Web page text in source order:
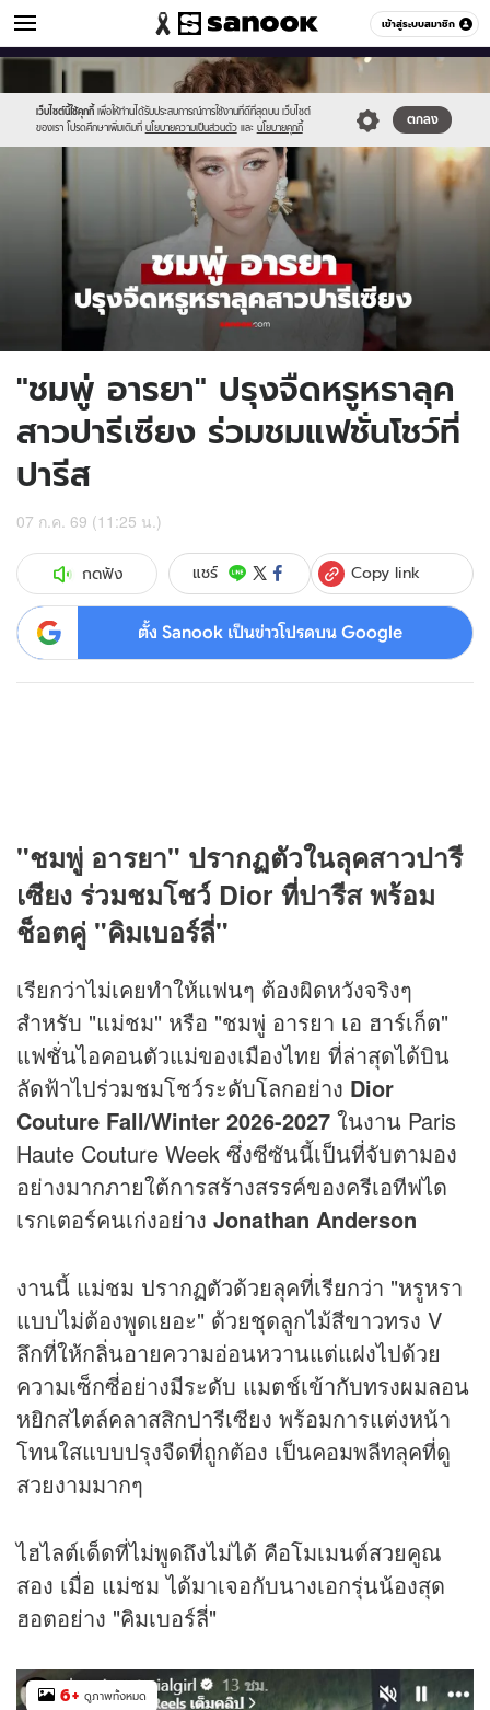
เข้าสู่ระบบสมาชิก
ข่าวบันเทิง หมวดอื่นๆ
เว็บไซต์นี้ใช้คุกกี้ เพื่อให้ท่านได้รับประสบการณ์การใช้งานที่ดีที่สุดบน เว็บไซต์
ของเรา โปรดศึกษาเพิ่มเติมที่ นโยบายความเป็นส่วนตัว และ นโยบายคุกกี้
ตกลง
Sanook
//s.isanook.com/sr/0/images/logo-
new-
sanook.png
//s.isanook.com/ns/0/ud/1979/9897930/555229992992.jpg
"ชมพู่ อารยา" ปรุงจืดหรูหราลุค
สาวปารีเซียง ร่วมชมแฟชั่นโชว์ที่
ปารีส
07 ก.ค. 69 (11:25 น.)
กดฟัง แชร์ Copy link
ตั้ง Sanook เป็นข่าวโปรดบน Google
"ชมพู่ อารยา" ปรากฏตัวในลุคสาวปารี
เซียง ร่วมชมโชว์ Dior ที่ปารีส พร้อม
ช็อตคู่ "คิมเบอร์ลี่"
เรียกว่าไม่เคยทำให้แฟนๆ ต้องผิดหวังจริงๆ
สำหรับ "แม่ชม" หรือ "ชมพู่ อารยา เอ ฮาร์เก็ต"
แฟชั่นไอคอนตัวแม่ของเมืองไทย ที่ล่าสุดได้บิน
ลัดฟ้าไปร่วมชมโชว์ระดับโลกอย่าง Dior
Couture Fall/Winter 2026-2027 ในงาน Paris
Haute Couture Week ซึ่งซีซันนี้เป็นที่จับตามอง
อย่างมากภายใต้การสร้างสรรค์ของครีเอทีฟได
เรกเตอร์คนเก่งอย่าง Jonathan Anderson
งานนี้ แม่ชม ปรากฏตัวด้วยลุคที่เรียกว่า "หรูหรา
แบบไม่ต้องพูดเยอะ" ด้วยชุดลูกไม้สีขาวทรง V
ลึกที่ให้กลิ่นอายความอ่อนหวานแต่แฝงไปด้วย
ความเซ็กซี่อย่างมีระดับ แมตช์เข้ากับทรงผมลอน
หยิกสไตล์คลาสสิกปารีเซียง พร้อมการแต่งหน้า
โทนใสแบบปรุงจืดที่ถูกต้อง เป็นคอมพลีทลุคที่ดู
สวยงามมากๆ
ไฮไลต์เด็ดที่ไม่พูดถึงไม่ได้ คือโมเมนต์สวยคูณ
สอง เมื่อ แม่ชม ได้มาเจอกับนางเอกรุ่นน้องสุด
ฮอตอย่าง "คิมเบอร์ลี่"
6+ ดูภาพทั้งหมด